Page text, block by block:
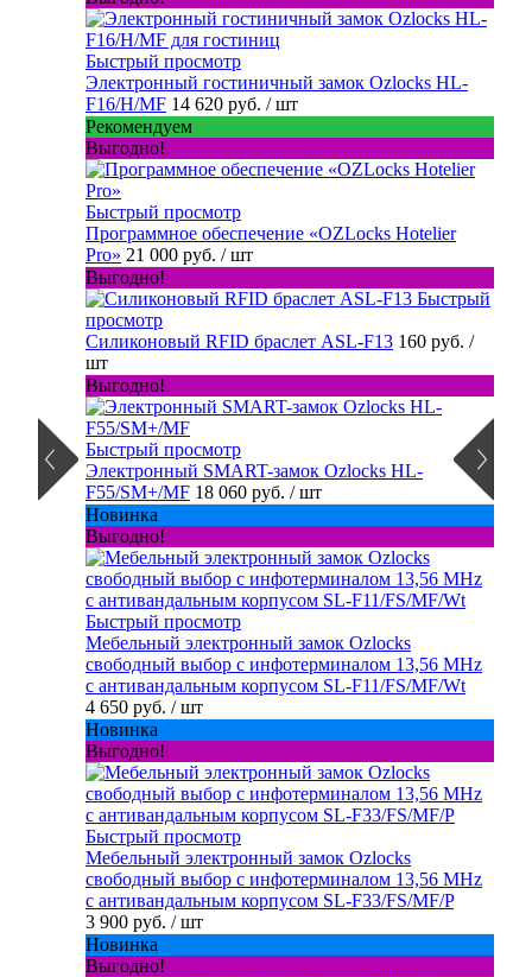
Быстрый просмотр
Электронный гостиничный замок Ozlocks HL-
F16/H/MF 14 620 руб. / шт
Рекомендуем
Выгодно!
Быстрый просмотр
Программное обеспечение «OZLocks Hotelier
Pro» 21 000 руб. / шт
Выгодно!
Быстрый
просмотр
Силиконовый RFID браслет ASL-F13 160 руб. /
шт
Выгодно!
Быстрый просмотр
Электронный SMART-замок Ozlocks HL-
F55/SM+/MF 18 060 руб. / шт
Новинка
Выгодно!
Быстрый просмотр
Мебельный электронный замок Ozlocks
свободный выбор с инфотерминалом 13,56 MHz
с антивандальным корпусом SL-F11/FS/MF/Wt
4 650 руб. / шт
Новинка
Выгодно!
Быстрый просмотр
Мебельный электронный замок Ozlocks
свободный выбор с инфотерминалом 13,56 MHz
с антивандальным корпусом SL-F33/FS/MF/P
3 900 руб. / шт
Новинка
Выгодно!